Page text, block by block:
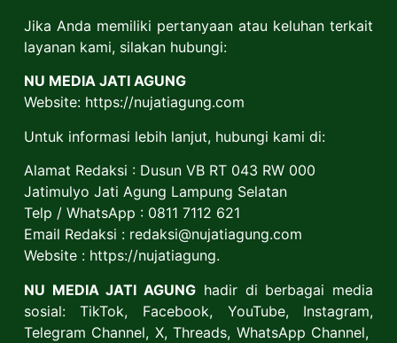
Jika Anda memiliki pertanyaan atau keluhan terkait
layanan kami, silakan hubungi:
NU MEDIA JATI AGUNG
Website: https://nujatiagung.com
Untuk informasi lebih lanjut, hubungi kami di:
Alamat Redaksi : Dusun VB RT 043 RW 000
Jatimulyo Jati Agung Lampung Selatan
Telp / WhatsApp : 0811 7112 621
Email Redaksi : redaksi@nujatiagung.com
Website : https://nujatiagung.
NU MEDIA JATI AGUNG hadir di berbagai media
sosial:TikTok, Facebook, YouTube, Instagram,
Telegram Channel, X,Threads, WhatsApp Channel,